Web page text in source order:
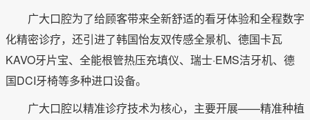
广大口腔为了给顾客带来全新舒适的看牙体验和全程数字
化精密诊疗，还引进了韩国怡友双传感全景机、德国卡瓦
KAVO牙片宝、全能根管热压充填仪、瑞士·EMS洁牙机、德
国DCI牙椅等多种进口设备。
广大口腔以精准诊疗技术为核心，主要开展——精准种植